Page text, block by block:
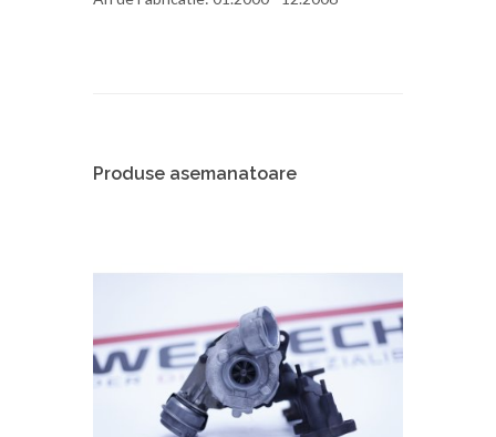
Produse asemanatoare